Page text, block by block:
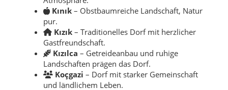
Kınık – Obstbaumreiche Landschaft, Natur
pur.
Kızık – Traditionelles Dorf mit herzlicher
Gastfreundschaft.
Kızılca – Getreideanbau und ruhige
Landschaften prägen das Dorf.
Koçgazi – Dorf mit starker Gemeinschaft
und ländlichem Leben.